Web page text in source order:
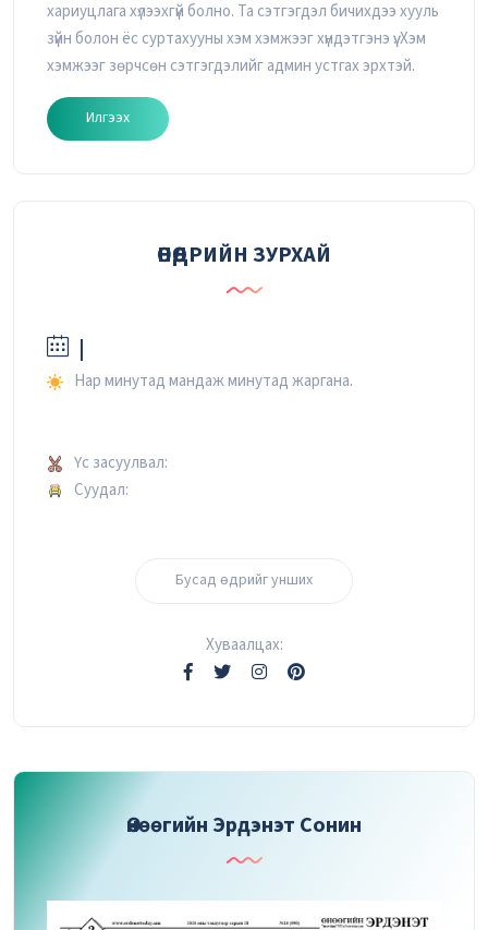
хариуцлага хүлээхгүй болно. Та сэтгэгдэл бичихдээ хууль
зүйн болон ёс суртахууны хэм хэмжээг хүндэтгэнэ үү. Хэм
хэмжээг зөрчсөн сэтгэгдэлийг админ устгах эрхтэй.
Илгээх
ӨНӨӨДРИЙН ЗУРХАЙ
|
Нар минутад мандаж минутад жаргана.
Үс засуулвал:
Суудал:
Бусад өдрийг унших
Хуваалцах:
Өнөөгийн Эрдэнэт Сонин